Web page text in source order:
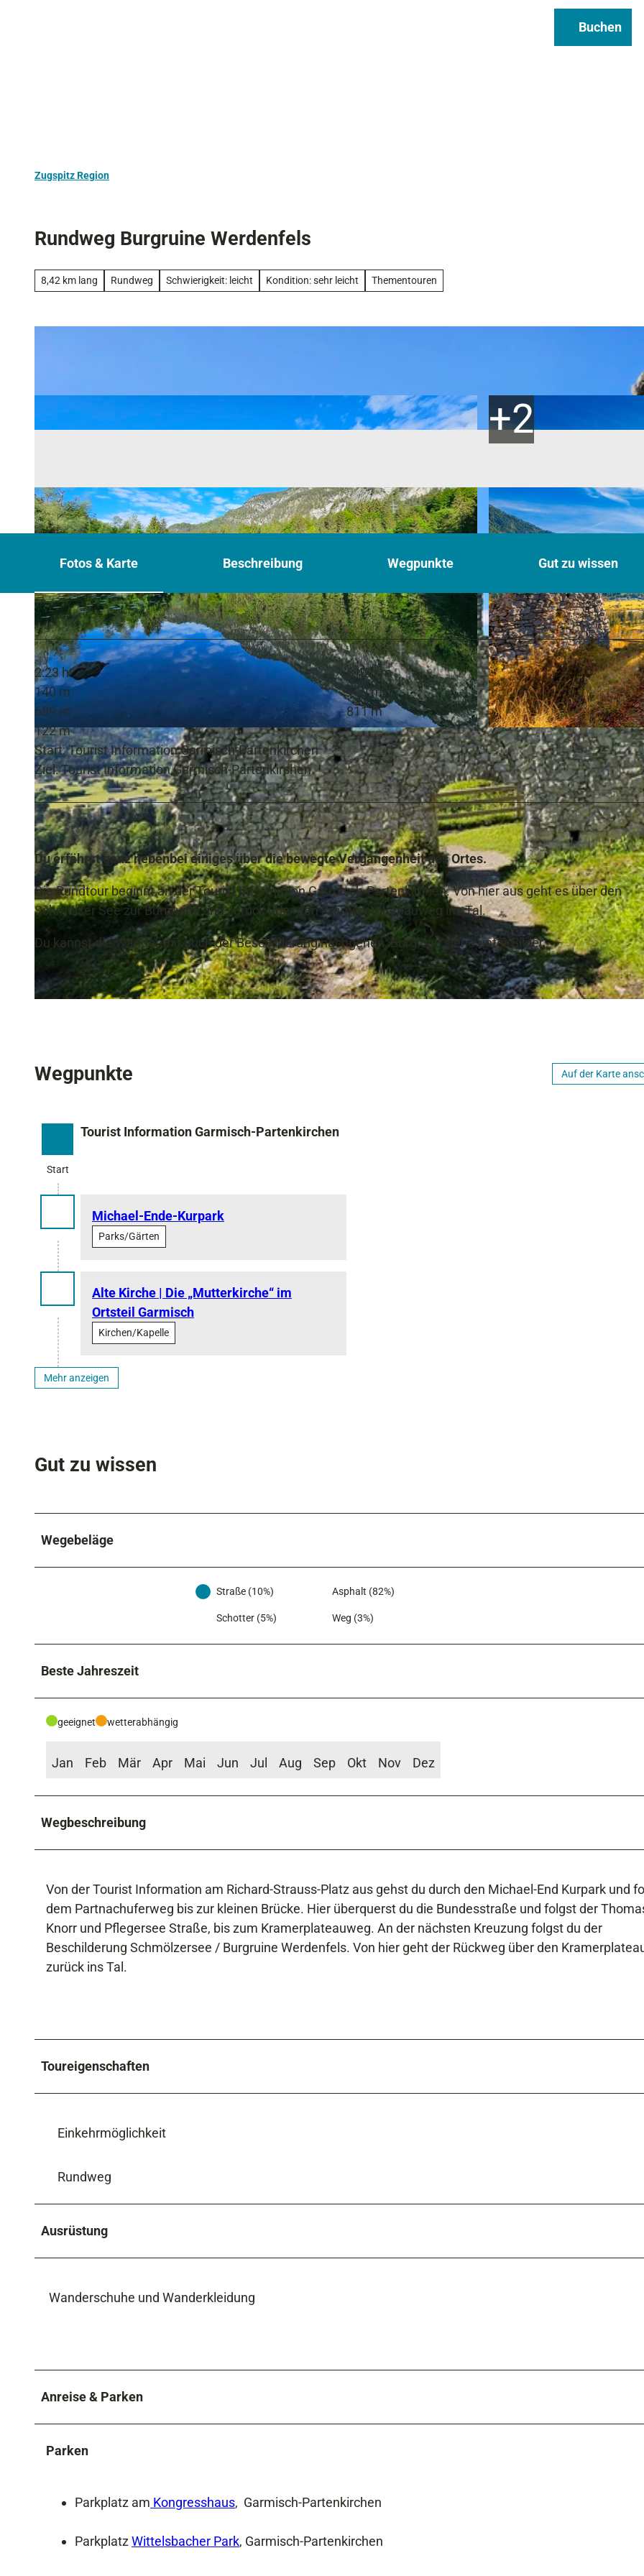
Buchen
Zugspitz Region
Rundweg Burgruine Werdenfels
8,42 km lang Rundweg Schwierigkeit: leicht Kondition: sehr leicht Thementouren
© Annika Hack | KI-optimiert | CC-BY-SA © Marc Hohenleitner, GaPa Tourismus | KI-optimiert
Fotos & Karte Beschreibung Wegpunkte Gut zu wissen
2:23 h
8,42 km
140 m
140 m
689 m
811 m
122 m
Start: Tourist Information Garmisch-Partenkirchen
Ziel: Tourist Information Garmisch-Partenkirchen
Du erfährst ganz nebenbei einiges über die bewegte Vergangenheit des Ortes.
Die Rundtour beginnt an der Tourist Information Garmisch-Partenkirchen. Von hier aus geht es über den
Schmölzer See zur Burgruine und zurück über den Kramererplateauweg ins Tal.
Du kannst die Wanderung auch der Beschilderung nachgehen: Burglogo siehe unter Bilder.
Wegpunkte Auf der Karte
Start
Tourist Information Garmisch-Partenkirchen
Michael-Ende-Kurpark
Parks/Gärten
Alte Kirche | Die „Mutterkirche“ im
Ortsteil Garmisch
Kirchen/Kapelle
Mehr anzeigen
Gut zu wissen
Wegebeläge
Straße (10%) Asphalt (82%)
Schotter (5%) Weg (3%)
Beste Jahreszeit
geeignet wetterabhängig
Jan Feb Mär Apr Mai Jun Jul Aug Sep Okt Nov Dez
Wegbeschreibung
Von der Tourist Information am Richard-Strauss-Platz aus gehst du durch den Michael-End Kurpark und
dem Partnachuferweg bis zur kleinen Brücke. Hier überquerst du die Bundesstraße und folgst der
Knorr und Pflegersee Straße, bis zum Kramerplateauweg. An der nächsten Kreuzung folgst du der
Beschilderung Schmölzersee / Burgruine Werdenfels. Von hier geht der Rückweg über den
zurück ins Tal.
Toureigenschaften
Einkehrmöglichkeit
Rundweg
Ausrüstung
Wanderschuhe und Wanderkleidung
Anreise & Parken
Parken
Parkplatz am Kongresshaus, Garmisch-Partenkirchen
ParkplatzWittelsbacher Park, Garmisch-Partenkirchen